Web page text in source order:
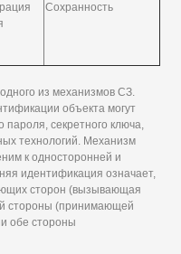
Сохранность
из механизмов СЗ.
объекта могут
секретного ключа,
технологий. Механизм
к односторонней и
идентификация означает,
сторон (вызывающая
стороны (принимающей
обе стороны